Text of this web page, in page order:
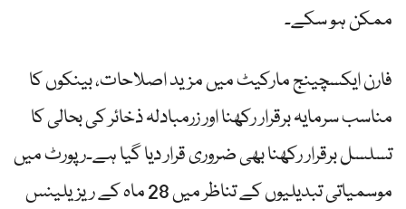
ممکن ہو سکے۔
فارن ایکسچینج مارکیٹ میں مزید اصلاحات، بینکوں کا
مناسب سرمایہ برقرار رکھنا اور زرمبادلہ ذخائر کی بحالی کا
تسلسل برقرار رکھنا بھی ضروری قرار دیا گیا ہے۔رپورٹ میں
موسمیاتی تبدیلیوں کے تناظر میں 28 ماہ کے ریزیلینس